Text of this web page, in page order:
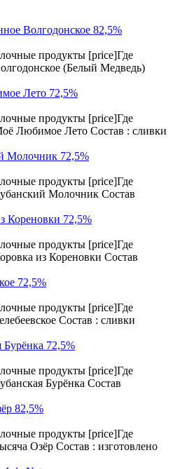
Волгодонское 82,5%
продукты [price]Где
(Белый Медведь)
Лето 72,5%
продукты [price]Где
Любимое Лето Состав : сливки
Молочник 72,5%
продукты [price]Где
Молочник Состав
Кореновки 72,5%
продукты [price]Где
из Кореновки Состав
72,5%
продукты [price]Где
Состав : сливки
Бурёнка 72,5%
продукты [price]Где
Бурёнка Состав
82,5%
продукты [price]Где
Озёр Состав : изготовлено